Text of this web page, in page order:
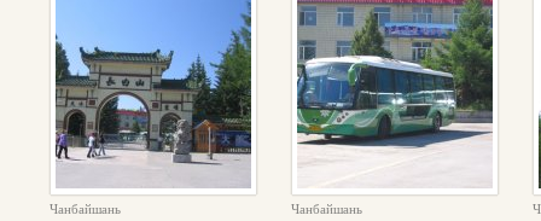
Чанбайшань Чанбайшань